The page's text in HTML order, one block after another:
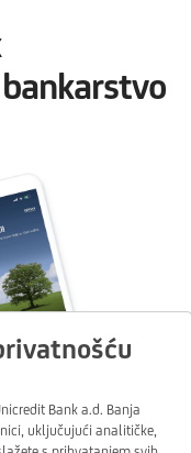
Bank a.d. Banja
uključujući analitičke,